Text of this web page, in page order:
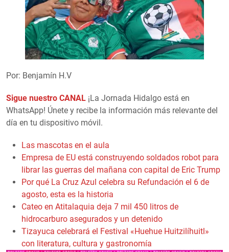
Por: Benjamín H.V
Sigue nuestro CANAL ¡La Jornada Hidalgo está en
WhatsApp! Únete y recibe la información más relevante del
día en tu dispositivo móvil.
Las mascotas en el aula
Empresa de EU está construyendo soldados robot para
librar las guerras del mañana con capital de Eric Trump
Por qué La Cruz Azul celebra su Refundación el 6 de
agosto, esta es la historia
Cateo en Atitalaquia deja 7 mil 450 litros de
hidrocarburo asegurados y un detenido
Tizayuca celebrará el Festival «Huehue Huitzilíhuitl»
con literatura, cultura y gastronomía